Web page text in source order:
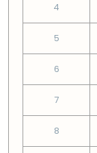
4
5
6
7
8